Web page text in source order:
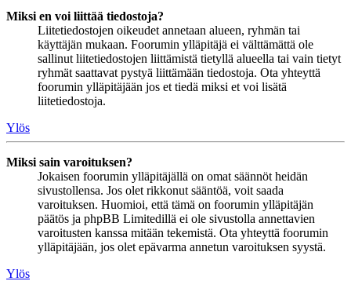
Miksi en voi liittää tiedostoja?
Liitetiedostojen oikeudet annetaan alueen, ryhmän tai
käyttäjän mukaan. Foorumin ylläpitäjä ei välttämättä ole
sallinut liitetiedostojen liittämistä tietyllä alueella tai vain tietyt
ryhmät saattavat pystyä liittämään tiedostoja. Ota yhteyttä
foorumin ylläpitäjään jos et tiedä miksi et voi lisätä
liitetiedostoja.
Ylös
Miksi sain varoituksen?
Jokaisen foorumin ylläpitäjällä on omat säännöt heidän
sivustollensa. Jos olet rikkonut sääntöä, voit saada
varoituksen. Huomioi, että tämä on foorumin ylläpitäjän
päätös ja phpBB Limitedillä ei ole sivustolla annettavien
varoitusten kanssa mitään tekemistä. Ota yhteyttä foorumin
ylläpitäjään, jos olet epävarma annetun varoituksen syystä.
Ylös